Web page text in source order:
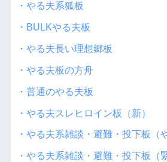
・やる夫系狐板
・BULKやる夫板
・やる夫長い理想郷板
・やる夫板の方舟
・普通のやる夫板
・やる夫スレヒロイン板（新）
・やる夫系雑談・避難・投下板（
・やる夫系雑談・避難・投下板（